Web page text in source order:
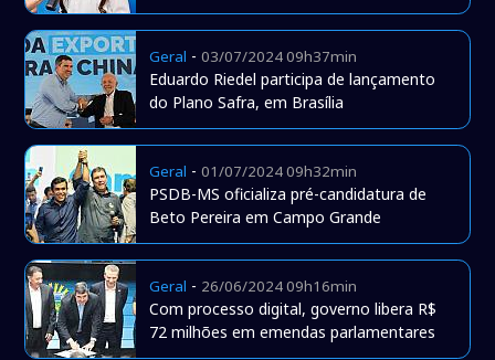
Geral -03/07/2024 09h37min
Eduardo Riedel participa de lançamento
do Plano Safra, em Brasília
Geral -01/07/2024 09h32min
PSDB-MS oficializa pré-candidatura de
Beto Pereira em Campo Grande
Geral - 26/06/2024 09h16min
Com processo digital, governo libera R$
72 milhões em emendas parlamentares